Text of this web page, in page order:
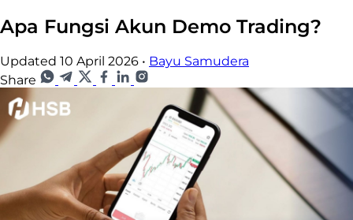
Apa Fungsi Akun Demo Trading?
Updated 10 April 2026 • Bayu Samudera
Share